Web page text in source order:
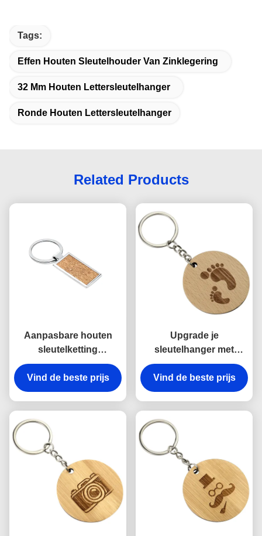
Tags:
Effen Houten Sleutelhouder Van Zinklegering
32 Mm Houten Lettersleutelhanger
Ronde Houten Lettersleutelhanger
Related Products
Aanpasbare houten
sleutelketting
Graverend
milieuvriendelijk
natuurlijk hout
Vind de beste prijs
Upgrade je
sleutelhanger met
gegraveerde houten
sleutelhanger
Milieuvriendelijk en
Vind de beste prijs